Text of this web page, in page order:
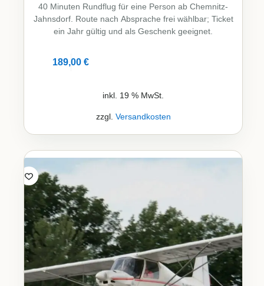
40 Minuten Rundflug für eine Person ab Chemnitz-
Jahnsdorf. Route nach Absprache frei wählbar; Ticket
ein Jahr gültig und als Geschenk geeignet.
189,00€
inkl. 19 % MwSt.
zzgl. Versandkosten